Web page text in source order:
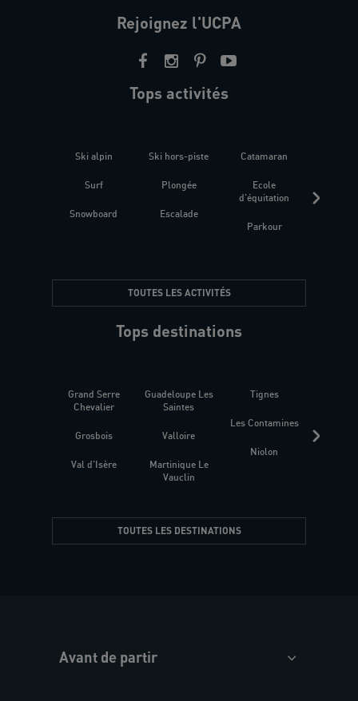
Rejoignez l'UCPA
Tops activités
Ski alpin
Surf
Snowboard
Ski hors-piste
Plongée
Escalade
Catamaran
Ecole
d'équitation
Parkour
TOUTES LES ACTIVITÉS
Tops destinations
Grand Serre
Chevalier
Grosbois
Val d'Isère
Guadeloupe Les
Saintes
Valloire
Martinique Le
Vauclin
Tignes
Les Contamines
Niolon
TOUTES LES DESTINATIONS
Avant de partir